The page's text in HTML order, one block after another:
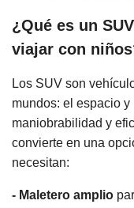
¿Qué es un
viajar con
Los SUV son
mundos: el espacio
maniobrabilidad y
convierte en una
necesitan:
- Maletero amplio